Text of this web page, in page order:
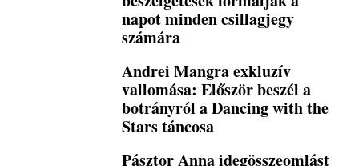
napot minden csillagjegy
számára
Andrei Mangra exkluzív
vallomása: Először beszél a
botrányról a Dancing with the
Stars táncosa
Pásztor Anna idegösszeomlást